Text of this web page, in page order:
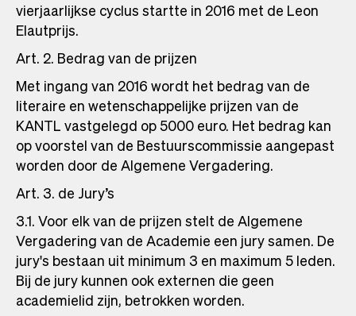
vierjaarlijkse cyclus startte in 2016 met de Leon
Elautprijs.
Art. 2. Bedrag van de prijzen
Met ingang van 2016 wordt het bedrag van de
literaire en wetenschappelijke prijzen van de
KANTL vastgelegd op 5000 euro. Het bedrag kan
op voorstel van de Bestuurscommissie aangepast
worden door de Algemene Vergadering.
Art. 3. de Jury’s
3.1. Voor elk van de prijzen stelt de Algemene
Vergadering van de Academie een jury samen. De
jury's bestaan uit minimum 3 en maximum 5 leden.
Bij de jury kunnen ook externen die geen
academielid zijn, betrokken worden.